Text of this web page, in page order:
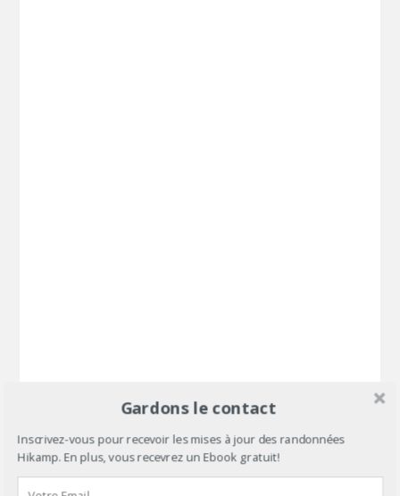
Gardons le contact
Inscrivez-vous pour recevoir les mises à jour des randonnées
Hikamp. En plus, vous recevrez un Ebook gratuit!